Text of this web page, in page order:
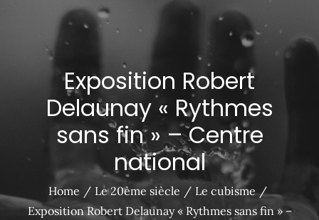
Exposition Robert
Delaunay « Rythmes
sans fin » – Centre
national
Home Le 20ème siècle
Le cubisme
Exposition Robert Delaunay « Rythmes sans fin » –